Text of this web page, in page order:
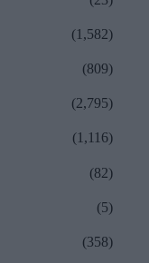
(1,582)
(809)
(2,795)
(1,116)
(82)
(5)
(358)